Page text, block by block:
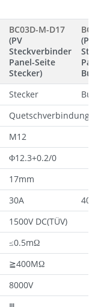
BC03D-M-D17
(PV
Steckverbinder
Panel-Seite
Stecker)
(PV
Stecker
Quetschverbindung
M12
Φ12.3+0.2/0
17mm
30A
40A
1500V DC(TÜV)
≤0.5mΩ
≧400MΩ
8000V